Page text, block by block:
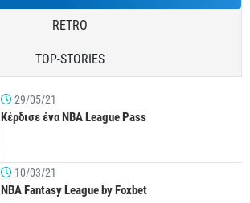
RETRO
TOP-STORIES
29/05/21
Κέρδισε ένα NBA League Pass
10/03/21
NBA Fantasy League by Foxbet